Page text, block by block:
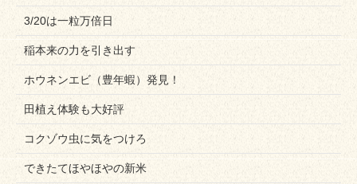
3/20は一粒万倍日
稲本来の力を引き出す
ホウネンエビ（豊年蝦）発見！
田植え体験も大好評
コクゾウ虫に気をつけろ
できたてほやほやの新米